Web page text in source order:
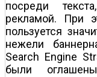
посреди
рекламой. При
пользуется
нежели
Search Engine
были оглашены